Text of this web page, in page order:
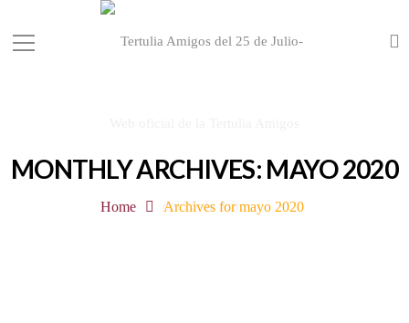
MONTHLY ARCHIVES: MAYO 2020
Home Archives for mayo 2020